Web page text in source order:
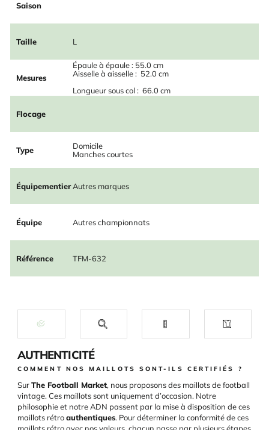
Saison
Taille L
Mesures
Épaule à épaule : 55.0 cm
Aisselle à aisselle : 52.0 cm
Longueur sous col : 66.0 cm
Flocage
Type
Domicile
Manches courtes
ÉquipementierAutres marques
Équipe Autres championnats
Référence TFM-632
AUTHENTICITÉ
COMMENT NOS MAILLOTS SONT-ILS CERTIFIÉS ?
SurThe Football Market, nous proposons des maillots de football
vintage. Ces maillots sont uniquement d’occasion. Notre
philosophie et notre ADN passent par la mise à disposition de ces
maillots rétroauthentiques. Pour déterminer la conformité de ces